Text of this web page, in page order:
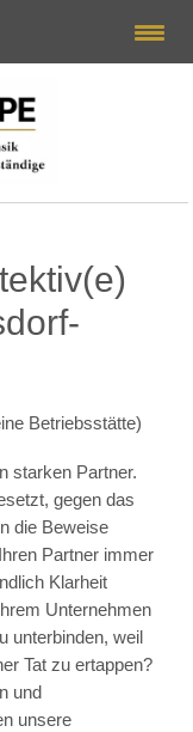
Betriebsstätte)
starken Partner.
gegen das
die Beweise
Partner immer
Klarheit
Unternehmen
unterbinden, weil
Tat zu ertappen?
und
unsere